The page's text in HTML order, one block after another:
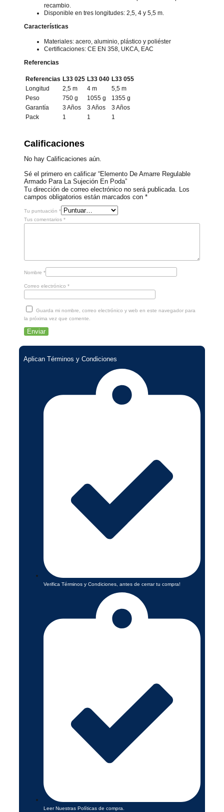
recambio.
Disponible en tres longitudes: 2,5, 4 y 5,5 m.
Características
Materiales: acero, aluminio, plástico y poliéster
Certificaciones: CE EN 358, UKCA, EAC
Referencias
Referencias L33 025 L33 040 L33 055
Longitud
2,5 m 4 m
5,5 m
Peso
750 g 1055 g
1355 g
Garantía
3 Años 3 Años
3 Años
Pack
1 1 1
Calificaciones
No hay Calificaciones aún.
Sé el primero en calificar “Elemento De Amarre Regulable
Armado Para La Sujeción En Poda”
Tu dirección de correo electrónico no será publicada. Los
campos obligatorios están marcados con *
Tu puntuación *
Tus comentarios *
Nombre *
Correo electrónico *
Guarda mi nombre, correo electrónico y web en este navegador para
la próxima vez que comente.
Aplican Términos y Condiciones
Verifica Términos y Condiciones, antes de cerrar tu compra!
Leer Nuestras Políticas de compra.